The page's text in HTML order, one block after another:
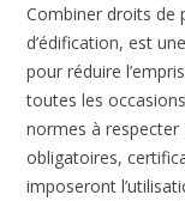
Combiner droits de
d’édification, est
pour réduire
toutes les
normes à
obligatoires,
imposeront